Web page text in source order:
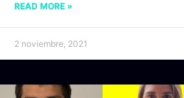
READ MORE »
2 noviembre, 2021